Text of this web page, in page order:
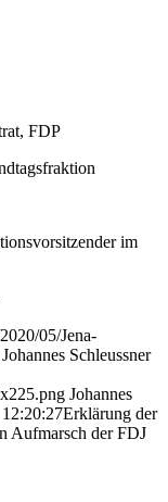
FDP
im
05/Jena-
Johannes Schleussner
Johannes
Erklärung der
Aufmarsch der FDJ